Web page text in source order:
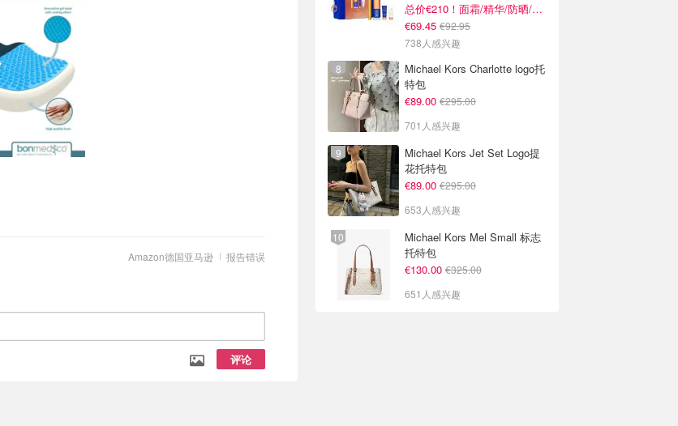
报告错误
Amazon德国亚马逊
评论
总价€210！面霜/精华/防晒/面膜
€69.45 €92.95
738人感兴趣
Michael Kors Charlotte logo托
特包
€89.00 €295.00
701人感兴趣
Michael Kors Jet Set Logo提
花托特包
€89.00 €295.00
653人感兴趣
Michael Kors Mel Small 标志
托特包
€130.00 €325.00
651人感兴趣